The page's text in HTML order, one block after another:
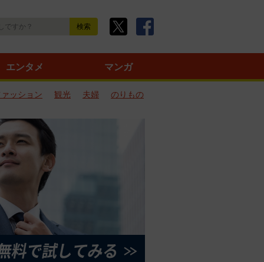
エンタメ マンガ
ァッション 観光 夫婦
のりもの